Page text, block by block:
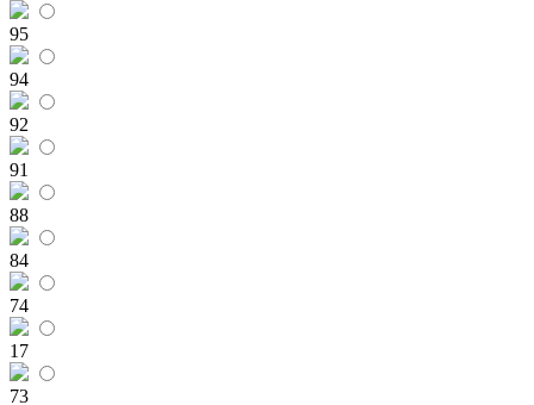
95
94
92
91
88
84
74
17
73